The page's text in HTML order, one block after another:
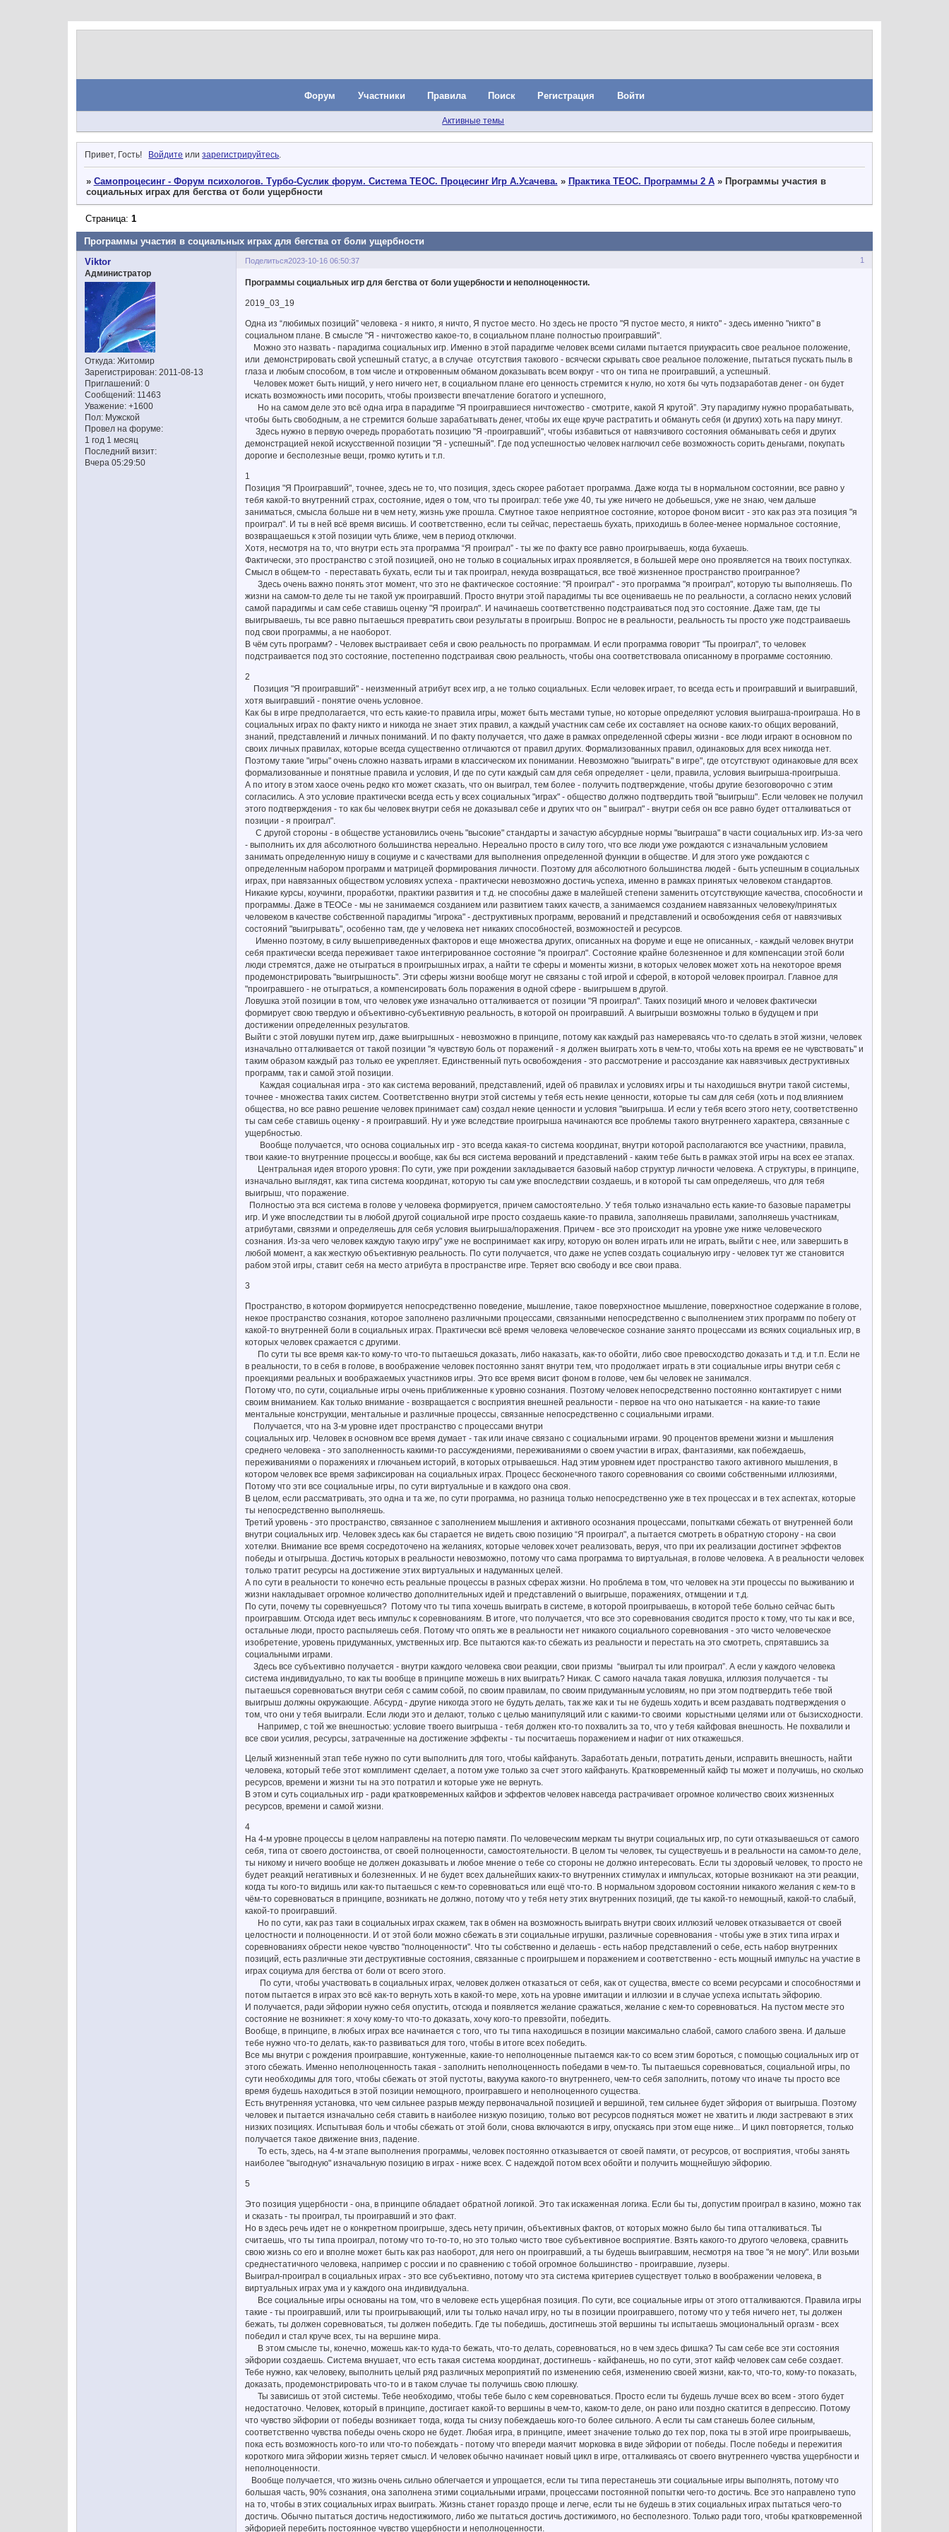
Форум Участники Правила Поиск Регистрация Войти
Активные темы
Привет, Гость! Войдите илизарегистрируйтесь
» Самопроцесинг - Форум психологов. Турбо-Суслик форум. Система ТЕОС. Процесинг Игр А.Усачева. » Практика ТЕОС. Программы 2 А » Программы участия в
социальных играх для бегства от боли ущербности
Программы участия в социальных играх для бегства от боли ущербности
Страница: 1
Поделиться 1
2023-10-16 06:50:37
Viktor
Администратор
Откуда: Житомир
Зарегистрирован: 2011-08-13
Приглашений: 0
Сообщений: 11463
Уважение: +1600
Пол: Мужской
Провел на форуме:
1 год 1 месяц
Последний визит:
Вчера 05:29:50
Программы социальных игр для бегства от боли ущербности и неполноценности.
2019_03_19
Одна из “любимых позиций” человека - я никто, я ничто, Я пустое место. Но здесь не просто "Я пустое место, я никто" - здесь именно "никто" в
социальном плане. В смысле "Я - ничтожество какое-то, в социальном плане полностью проигравший".
Можно это назвать - парадигма социальных игр. Именно в этой парадигме человек всеми силами пытается приукрасить свое реальное положение,
или демонстрировать свой успешный статус, а в случае отсутствия такового - всячески скрывать свое реальное положение, пытаться пускать пыль в
глаза и любым способом, в том числе и откровенным обманом доказывать всем вокруг - что он типа не проигравший, а успешный.
Человек может быть нищий, у него ничего нет, в социальном плане его ценность стремится к нулю, но хотя бы чуть подзаработав денег - он будет
искать возможность ими посорить, чтобы произвести впечатление богатого и успешного,
Но на самом деле это всё одна игра в парадигме "Я проигравшиеся ничтожество - смотрите, какой Я крутой”. Эту парадигму нужно прорабатывать,
чтобы быть свободным, а не стремится больше зарабатывать денег, чтобы их еще круче растратить и обмануть себя (и других) хоть на пару минут.
Здесь нужно в первую очередь проработать позицию "Я -проигравший", чтобы избавиться от навязчивого состояния обманывать себя и других
демонстрацией некой искусственной позиции "Я - успешный". Где под успешностью человек наглючил себе возможность сорить деньгами, покупать
дорогие и бесполезные вещи, громко кутить и т.п.
1
Позиция "Я Проигравший", точнее, здесь не то, что позиция, здесь скорее работает программа. Даже когда ты в нормальном состоянии, все равно у
тебя какой-то внутренний страх, состояние, идея о том, что ты проиграл: тебе уже 40, ты уже ничего не добьешься, уже не знаю, чем дальше
заниматься, смысла больше ни в чем нету, жизнь уже прошла. Смутное такое неприятное состояние, которое фоном висит - это как раз эта позиция "я
проиграл". И ты в ней всё время висишь. И соответственно, если ты сейчас, перестаешь бухать, приходишь в более-менее нормальное состояние,
возвращаешься к этой позиции чуть ближе, чем в период отключки.
Хотя, несмотря на то, что внутри есть эта программа “Я проиграл” - ты же по факту все равно проигрываешь, когда бухаешь.
Фактически, это пространство с этой позицией, оно не только в социальных играх проявляется, в большей мере оно проявляется на твоих поступках.
Смысл в общем-то - переставать бухать, если ты и так проиграл, некуда возвращаться, все твоё жизненное пространство проигранное?
Здесь очень важно понять этот момент, что это не фактическое состояние: "Я проиграл" - это программа "я проиграл", которую ты выполняешь. По
жизни на самом-то деле ты не такой уж проигравший. Просто внутри этой парадигмы ты все оцениваешь не по реальности, а согласно неких условий
самой парадигмы и сам себе ставишь оценку "Я проиграл". И начинаешь соответственно подстраиваться под это состояние. Даже там, где ты
выигрываешь, ты все равно пытаешься превратить свои результаты в проигрыш. Вопрос не в реальности, реальность ты просто уже подстраиваешь
под свои программы, а не наоборот.
В чём суть программ? - Человек выстраивает себя и свою реальность по программам. И если программа говорит "Ты проиграл", то человек
подстраивается под это состояние, постепенно подстраивая свою реальность, чтобы она соответствовала описанному в программе состоянию.
2
Позиция "Я проигравший" - неизменный атрибут всех игр, а не только социальных. Если человек играет, то всегда есть и проигравший и выигравший,
хотя выигравший - понятие очень условное.
Как бы в игре предполагается, что есть какие-то правила игры, может быть местами тупые, но которые определяют условия выиграша-проиграша. Но в
социальных играх по факту никто и никогда не знает этих правил, а каждый участник сам себе их составляет на основе каких-то общих верований,
знаний, представлений и личных пониманий. И по факту получается, что даже в рамках определенной сферы жизни - все люди играют в основном по
своих личных правилах, которые всегда существенно отличаются от правил других. Формализованных правил, одинаковых для всех никогда нет.
Поэтому такие "игры" очень сложно назвать играми в классическом их понимании. Невозможно "выиграть" в игре", где отсутствуют одинаковые для всех
формализованные и понятные правила и условия, И где по сути каждый сам для себя определяет - цели, правила, условия выигрыша-проигрыша.
А по итогу в этом хаосе очень редко кто может сказать, что он выиграл, тем более - получить подтверждение, чтобы другие безоговорочно с этим
согласились. А это условие практически всегда есть у всех социальных "играх" - общество должно подтвердить твой "выигрыш". Если человек не получил
этого подтверждения - то как бы человек внутри себя не доказывал себе и других что он " выиграл" - внутри себя он все равно будет отталкиваться от
позиции - я проиграл".
С другой стороны - в обществе установились очень "высокие" стандарты и зачастую абсурдные нормы "выиграша" в части социальных игр. Из-за чего
- выполнить их для абсолютного большинства нереально. Нереально просто в силу того, что все люди уже рождаются с изначальным условием
занимать определенную нишу в социуме и с качествами для выполнения определенной функции в обществе. И для этого уже рождаются с
определенным набором программ и матрицей формирования личности. Поэтому для абсолютного большинства людей - быть успешным в социальных
играх, при навязанных обществом условиях успеха - практически невозможно достичь успеха, именно в рамках принятых человеком стандартов.
Никакие курсы, коучинги, проработки, практики развития и т.д. не способны даже в малейшей степени заменить отсутствующие качества, способности и
программы. Даже в ТЕОСе - мы не занимаемся созданием или развитием таких качеств, а занимаемся созданием навязанных человеку/принятых
человеком в качестве собственной парадигмы "игрока" - деструктивных программ, верований и представлений и освобождения себя от навязчивых
состояний "выигрывать", особенно там, где у человека нет никаких способностей, возможностей и ресурсов.
Именно поэтому, в силу вышеприведенных факторов и еще множества других, описанных на форуме и еще не описанных, - каждый человек внутри
себя практически всегда переживает такое интегрированное состояние "я проиграл". Состояние крайне болезненное и для компенсации этой боли
люди стремятся, даже не отыграться в проигрышных играх, а найти те сферы и моменты жизни, в которых человек может хоть на некоторое время
продемонстрировать "выигрышность". Эти сферы жизни вообще могут не связаны с той игрой и сферой, в которой человек проиграл. Главное для
"проигравшего - не отыграться, а компенсировать боль поражения в одной сфере - выигрышем в другой.
Ловушка этой позиции в том, что человек уже изначально отталкивается от позиции "Я проиграл". Таких позиций много и человек фактически
формирует свою твердую и объективно-субъективную реальность, в которой он проигравший. А выигрыши возможны только в будущем и при
достижении определенных результатов.
Выйти с этой ловушки путем игр, даже выигрышных - невозможно в принципе, потому как каждый раз намереваясь что-то сделать в этой жизни, человек
изначально отталкивается от такой позиции "я чувствую боль от поражений - я должен выиграть хоть в чем-то, чтобы хоть на время ее не чувствовать" и
таким образом каждый раз только ее укрепляет. Единственный путь освобождения - это рассмотрение и рассоздание как навязчивых деструктивных
программ, так и самой этой позиции.
Каждая социальная игра - это как система верований, представлений, идей об правилах и условиях игры и ты находишься внутри такой системы,
точнее - множества таких систем. Соответственно внутри этой системы у тебя есть некие ценности, которые ты сам для себя (хоть и под влиянием
общества, но все равно решение человек принимает сам) создал некие ценности и условия "выигрыша. И если у тебя всего этого нету, соответственно
ты сам себе ставишь оценку - я проигравший. Ну и уже вследствие проигрыша начинаются все проблемы такого внутреннего характера, связанные с
ущербностью.
Вообще получается, что основа социальных игр - это всегда какая-то система координат, внутри которой располагаются все участники, правила,
твои какие-то внутренние процессы.и вообще, как бы вся система верований и представлений - каким тебе быть в рамках этой игры на всех ее этапах.
Центральная идея второго уровня: По сути, уже при рождении закладывается базовый набор структур личности человека. А структуры, в принципе,
изначально выглядят, как типа система координат, которую ты сам уже впоследствии создаешь, и в которой ты сам определяешь, что для тебя
выигрыш, что поражение.
Полностью эта вся система в голове у человека формируется, причем самостоятельно. У тебя только изначально есть какие-то базовые параметры
игр. И уже впоследствии ты в любой другой социальной игре просто создаешь какие-то правила, заполняешь правилами, заполняешь участникам,
атрибутами, связями и определяешь для себя условия выигрыша/поражения. Причем - все это происходит на уровне уже ниже человеческого
сознания. Из-за чего человек каждую такую игру" уже не воспринимает как игру, которую он волен играть или не играть, выйти с нее, или завершить в
любой момент, а как жесткую объективную реальность. По сути получается, что даже не успев создать социальную игру - человек тут же становится
рабом этой игры, ставит себя на место атрибута в пространстве игре. Теряет всю свободу и все свои права.
3
Пространство, в котором формируется непосредственно поведение, мышление, такое поверхностное мышление, поверхностное содержание в голове,
некое пространство сознания, которое заполнено различными процессами, связанными непосредственно с выполнением этих программ по побегу от
какой-то внутренней боли в социальных играх. Практически всё время человека человеческое сознание занято процессами из всяких социальных игр, в
которых человек сражается с другими.
По сути ты все время как-то кому-то что-то пытаешься доказать, либо наказать, как-то обойти, либо свое превосходство доказать и т.д. и т.п. Если не
в реальности, то в себя в голове, в воображение человек постоянно занят внутри тем, что продолжает играть в эти социальные игры внутри себя с
проекциями реальных и воображаемых участников игры. Это все время висит фоном в голове, чем бы человек не занимался.
Потому что, по сути, социальные игры очень приближенные к уровню сознания. Поэтому человек непосредственно постоянно контактирует с ними
своим вниманием. Как только внимание - возвращается с восприятия внешней реальности - первое на что оно натыкается - на какие-то такие
ментальные конструкции, ментальные и различные процессы, связанные непосредственно с социальными играми.
Получается, что на 3-м уровне идет пространство с процессами внутри
социальных игр. Человек в основном все время думает - так или иначе связано с социальными играми. 90 процентов времени жизни и мышления
среднего человека - это заполненность какими-то рассуждениями, переживаниями о своем участии в играх, фантазиями, как побеждаешь,
переживаниями о поражениях и глючаньем историй, в которых отрываешься. Над этим уровнем идет пространство такого активного мышления, в
котором человек все время зафиксирован на социальных играх. Процесс бесконечного такого соревнования со своими собственными иллюзиями,
Потому что эти все социальные игры, по сути виртуальные и в каждого она своя.
В целом, если рассматривать, это одна и та же, по сути программа, но разница только непосредственно уже в тех процессах и в тех аспектах, которые
ты непосредственно выполняешь.
Третий уровень - это пространство, связанное с заполнением мышления и активного осознания процессами, попытками сбежать от внутренней боли
внутри социальных игр. Человек здесь как бы старается не видеть свою позицию “Я проиграл", а пытается смотреть в обратную сторону - на свои
хотелки. Внимание все время сосредоточено на желаниях, которые человек хочет реализовать, веруя, что при их реализации достигнет эффектов
победы и отыгрыша. Достичь которых в реальности невозможно, потому что сама программа то виртуальная, в голове человека. А в реальности человек
только тратит ресурсы на достижение этих виртуальных и надуманных целей.
А по сути в реальности то конечно есть реальные процессы в разных сферах жизни. Но проблема в том, что человек на эти процессы по выживанию и
жизни накладывает огромное количество дополнительных идей и представлений о выигрыше, поражениях, отмщении и т.д.
По сути, почему ты соревнуешься? Потому что ты типа хочешь выиграть в системе, в которой проигрываешь, в которой тебе больно сейчас быть
проигравшим. Отсюда идет весь импульс к соревнованиям. В итоге, что получается, что все это соревнования сводится просто к тому, что ты как и все,
остальные люди, просто распыляешь себя. Потому что опять же в реальности нет никакого социального соревнования - это чисто человеческое
изобретение, уровень придуманных, умственных игр. Все пытаются как-то сбежать из реальности и перестать на это смотреть, спрятавшись за
социальными играми.
Здесь все субъективно получается - внутри каждого человека свои реакции, свои призмы “выиграл ты или проиграл”. А если у каждого человека
система индивидуально, то как ты вообще в принципе можешь в них выиграть? Никак. С самого начала такая ловушка, иллюзия получается - ты
пытаешься соревноваться внутри себя с самим собой, по своим правилам, по своим придуманным условиям, но при этом подтвердить тебе твой
выигрыш должны окружающие. Абсурд - другие никогда этого не будуть делать, так же как и ты не будешь ходить и всем раздавать подтверждения о
том, что они у тебя выиграли. Если люди это и делают, только с целью манипуляций или с какими-то своими корыстными целями или от бызисходности.
Например, с той же внешностью: условие твоего выигрыша - тебя должен кто-то похвалить за то, что у тебя кайфовая внешность. Не похвалили и
все свои усилия, ресурсы, затраченные на достижение эффекты - ты посчитаешь поражением и нафиг от них откажешься.
Целый жизненный этап тебе нужно по сути выполнить для того, чтобы кайфануть. Заработать деньги, потратить деньги, исправить внешность, найти
человека, который тебе этот комплимент сделает, а потом уже только за счет этого кайфануть. Кратковременный кайф ты может и получишь, но сколько
ресурсов, времени и жизни ты на это потратил и которые уже не вернуть.
В этом и суть социальных игр - ради кратковременных кайфов и эффектов человек навсегда растрачивает огромное количество своих жизненных
ресурсов, времени и самой жизни.
4
На 4-м уровне процессы в целом направлены на потерю памяти. По человеческим меркам ты внутри социальных игр, по сути отказываешься от самого
себя, типа от своего достоинства, от своей полноценности, самостоятельности. В целом ты человек, ты существуешь и в реальности на самом-то деле,
ты никому и ничего вообще не должен доказывать и любое мнение о тебе со стороны не должно интересовать. Если ты здоровый человек, то просто не
будет реакций негативных и болезненных. И не будет всех дальнейших каких-то внутренних стимулах и импульсах, которые возникают на эти реакции,
когда ты кого-то видишь или как-то пытаешься с кем-то соревноваться или ещё что-то. В нормальном здоровом состоянии никакого желания с кем-то в
чём-то соревноваться в принципе, возникать не должно, потому что у тебя нету этих внутренних позиций, где ты какой-то немощный, какой-то слабый,
какой-то проигравший.
Но по сути, как раз таки в социальных играх скажем, так в обмен на возможность выиграть внутри своих иллюзий человек отказывается от своей
целостности и полноценности. И от этой боли можно сбежать в эти социальные игрушки, различные соревнования - чтобы уже в этих типа играх и
соревнованиях обрести некое чувство "полноценности". Что ты собственно и делаешь - есть набор представлений о себе, есть набор внутренних
позиций, есть различные эти деструктивные состояния, связанные с проигрышем и поражением и соответственно - есть мощный импульс на участие в
играх социума для бегства от боли от всего этого.
По сути, чтобы участвовать в социальных играх, человек должен отказаться от себя, как от существа, вместе со всеми ресурсами и способностями и
потом пытается в играх это всё как-то вернуть хоть в какой-то мере, хоть на уровне имитации и иллюзии и в случае успеха испытать эйфорию.
И получается, ради эйфории нужно себя опустить, отсюда и появляется желание сражаться, желание с кем-то соревноваться. На пустом месте это
состояние не возникнет: я хочу кому-то что-то доказать, хочу кого-то превзойти, победить.
Вообще, в принципе, в любых играх все начинается с того, что ты типа находишься в позиции максимально слабой, самого слабого звена. И дальше
тебе нужно что-то делать, как-то развиваться для того, чтобы в итоге всех победить.
Все мы внутри с рождения проигравшие, контуженные, какие-то неполноценные пытаемся как-то со всем этим бороться, с помощью социальных игр от
этого сбежать. Именно неполноценность такая - заполнить неполноценность победами в чем-то. Ты пытаешься соревноваться, социальной игры, по
сути необходимы для того, чтобы сбежать от этой пустоты, вакуума какого-то внутреннего, чем-то себя заполнить, потому что иначе ты просто все
время будешь находиться в этой позиции немощного, проигравшего и неполноценного существа.
Есть внутренняя установка, что чем сильнее разрыв между первоначальной позицией и вершиной, тем сильнее будет эйфория от выигрыша. Поэтому
человек и пытается изначально себя ставить в наиболее низкую позицию, только вот ресурсов подняться может не хватить и люди застревают в этих
низких позициях. Испытывая боль и чтобы сбежать от этой боли, снова включаются в игру, опускаясь при этом еще ниже... И цикл повторяется, только
получается такое движение вниз, падение.
То есть, здесь, на 4-м этапе выполнения программы, человек постоянно отказывается от своей памяти, от ресурсов, от восприятия, чтобы занять
наиболее "выгодную" изначальную позицию в играх - ниже всех. С надеждой потом всех обойти и получить мощнейшую эйфорию.
5
Это позиция ущербности - она, в принципе обладает обратной логикой. Это так искаженная логика. Если бы ты, допустим проиграл в казино, можно так
и сказать - ты проиграл, ты проигравший и это факт.
Но в здесь речь идет не о конкретном проигрыше, здесь нету причин, объективных фактов, от которых можно было бы типа отталкиваться. Ты
считаешь, что ты типа проиграл, потому что то-то-то, но это только чисто твое субъективное восприятие. Взять какого-то другого человека, сравнить
свою жизнь со его и вполне может быть как раз наоборот, для него он проигравший, а ты будешь выигравшим, несмотря на твое "я не могу". Или возьми
среднестатичного человека, например с россии и по сравнению с тобой огромное большинство - проигравшие, лузеры.
Выиграл-проиграл в социальных играх - это все субъективно, потому что эта система критериев существует только в воображении человека, в
виртуальных играх ума и у каждого она индивидуальна.
Все социальные игры основаны на том, что в человеке есть ущербная позиция. По сути, все социальные игры от этого отталкиваются. Правила игры
такие - ты проигравший, или ты проигрывающий, или ты только начал игру, но ты в позиции проигравшего, потому что у тебя ничего нет, ты должен
бежать, ты должен соревноваться, ты должен победить. Где ты победишь, достигнешь этой вершины ты испытаешь эмоциональный оргазм - всех
победил и стал круче всех, ты на вершине мира.
В этом смысле ты, конечно, можешь как-то куда-то бежать, что-то делать, соревноваться, но в чем здесь фишка? Ты сам себе все эти состояния
эйфории создаешь. Система внушает, что есть такая система координат, достигнешь - кайфанешь, но по сути, этот кайф человек сам себе создает.
Тебе нужно, как человеку, выполнить целый ряд различных мероприятий по изменению себя, изменению своей жизни, как-то, что-то, кому-то показать,
доказать, продемонстрировать что-то и в таком случае ты получишь свою плюшку.
Ты зависишь от этой системы. Тебе необходимо, чтобы тебе было с кем соревноваться. Просто если ты будешь лучше всех во всем - этого будет
недостаточно. Человек, который в принципе, достигает какой-то вершины в чем-то, каком-то деле, он рано или поздно скатится в депрессию. Потому
что чувство эйфории от победы возникает тогда, когда ты снизу побеждаешь кого-то более сильного. А если ты сам станешь более сильным,
соответственно чувства победы очень скоро не будет. Любая игра, в принципе, имеет значение только до тех пор, пока ты в этой игре проигрываешь,
пока есть возможность кого-то или что-то побеждать - потому что впереди маячит морковка в виде эйфории от победы. После победы и пережития
короткого мига эйфории жизнь теряет смысл. И человек обычно начинает новый цикл в игре, отталкиваясь от своего внутреннего чувства ущербности и
неполноценности.
Вообще получается, что жизнь очень сильно облегчается и упрощается, если ты типа перестанешь эти социальные игры выполнять, потому что
большая часть, 90% сознания, она заполнена этими социальными играми, процессами постоянной попытки чего-то достичь. Все это направлено тупо
на то, чтобы в этих социальных играх выиграть. Жизнь станет гораздо проще и легче, если ты не будешь в этих социальных играх пытаться чего-то
достичь. Обычно пытаться достичь недостижимого, либо же пытаться достичь достижимого, но бесполезного. Только ради того, чтобы кратковременной
эйфорией перебить постоянное чувство ущербности и неполноценности.